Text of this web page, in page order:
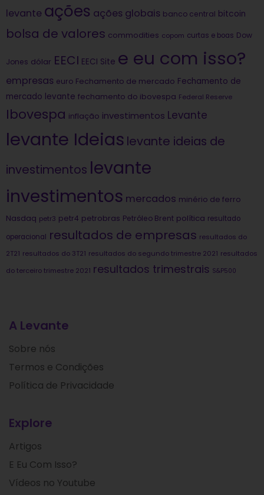
levante ações ações globais banco central bitcoin
bolsa de valores commodities copom curtas e boas Dow
Jones dólar EECI EECI Site e eu com isso?
empresas euro Fechamento de mercado Fechamento de
mercado levante fechamento do ibovespa Federal Reserve
Ibovespa inflação investimentos Levante
levante Ideias levante ideias de
investimentos levante
investimentos mercados minério de ferro
Nasdaq petr3 petr4 petrobras Petróleo Brent política resultado
operacional resultados de empresas resultados do
2T21 resultados do 3T21 resultados do segundo trimestre 2021 resultados
do terceiro trimestre 2021 resultados trimestrais S&P500
A Levante
Sobre nós
Termos e Condições
Política de Privacidade
Explore
Artigos
E Eu Com Isso?
Vídeos no Youtube